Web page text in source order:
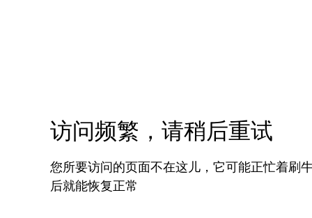
访问频繁，请稍后重试
您所要访问的页面不在这儿，它可能正忙着刷
后就能恢复正常